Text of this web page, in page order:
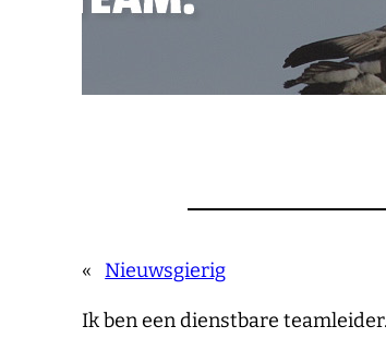
« Nieuwsgierig
Ik ben een dienstbare